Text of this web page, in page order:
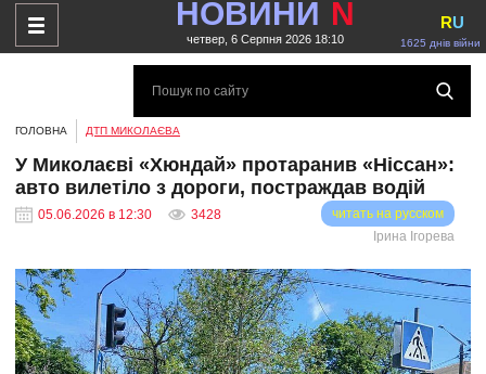
НОВИНИ N
четвер, 6 Серпня 2026 18:10 1625 днів війни
RU
ГОЛОВНА ДТП МИКОЛАЄВА
У Миколаєві «Хюндай» протаранив «Ніссан»:
авто вилетіло з дороги, постраждав водій
05.06.2026 в 12:30 3428
читать на русском
Ірина Ігорева